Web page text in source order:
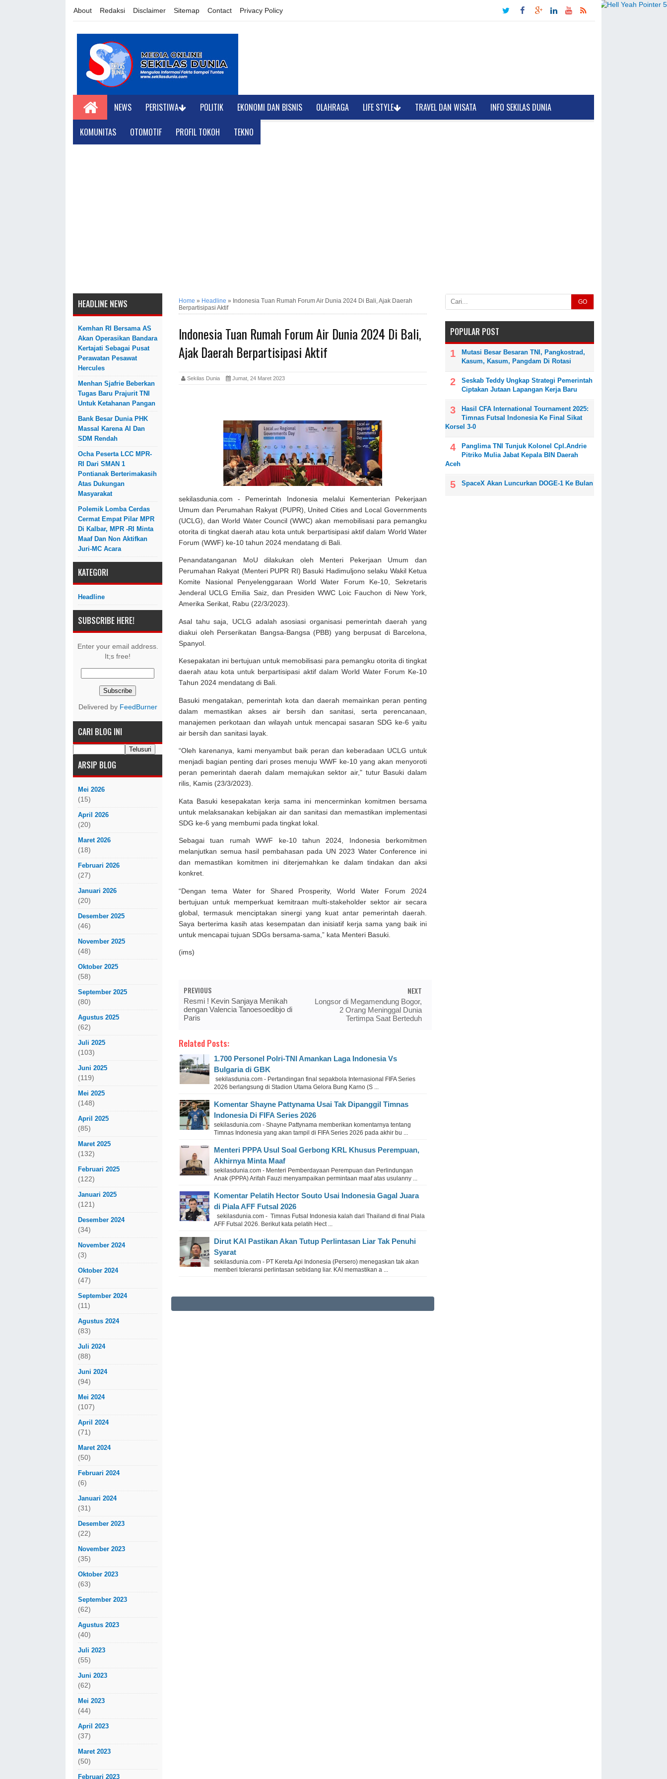
About Redaksi Disclaimer Sitemap Contact Privacy Policy
NEWS PERISTIWA POLITIK EKONOMI DAN BISNIS OLAHRAGA LIFE STYLE TRAVEL DAN WISATA INFO SEKILAS DUNIA
KOMUNITAS OTOMOTIF PROFIL TOKOH TEKNO
HEADLINE NEWS
Kemhan RI Bersama AS
Akan Operasikan Bandara
Kertajati Sebagai Pusat
Perawatan Pesawat
Hercules
Menhan Sjafrie Beberkan
Tugas Baru Prajurit TNI
Untuk Ketahanan Pangan
Bank Besar Dunia PHK
Massal Karena AI Dan
SDM Rendah
Ocha Peserta LCC MPR-
RI Dari SMAN 1
Pontianak Berterimakasih
Atas Dukungan
Masyarakat
Polemik Lomba Cerdas
Cermat Empat Pilar MPR
Di Kalbar, MPR -RI Minta
Maaf Dan Non Aktifkan
Juri-MC Acara
KATEGORI
Headline
SUBSCRIBE HERE!
Enter your email address.
It;s free!
Delivered by FeedBurner
CARI BLOG INI
ARSIP BLOG
Mei 2026
(15)
April 2026
(20)
Maret 2026
(18)
Februari 2026
(27)
Januari 2026
(20)
Desember 2025
(46)
November 2025
(48)
Oktober 2025
(58)
September 2025
(80)
Agustus 2025
(62)
Juli 2025
(103)
Juni 2025
(119)
Mei 2025
(148)
April 2025
(85)
Maret 2025
(132)
Februari 2025
(122)
Januari 2025
(121)
Desember 2024
(34)
November 2024
(3)
Oktober 2024
(47)
September 2024
(11)
Agustus 2024
(83)
Juli 2024
(88)
Juni 2024
(94)
Mei 2024
(107)
April 2024
(71)
Maret 2024
(50)
Februari 2024
(6)
Januari 2024
(31)
Desember 2023
(22)
November 2023
(35)
Oktober 2023
(63)
September 2023
(62)
Agustus 2023
(40)
Juli 2023
(55)
Juni 2023
(62)
Mei 2023
(44)
April 2023
(37)
Maret 2023
(50)
Februari 2023
Home » Headline » Indonesia Tuan Rumah Forum Air Dunia 2024 Di Bali, Ajak Daerah
Berpartisipasi Aktif
Indonesia Tuan Rumah Forum Air Dunia 2024 Di Bali,
Ajak Daerah Berpartisipasi Aktif
Sekilas Dunia Jumat, 24 Maret 2023
sekilasdunia.com - Pemerintah Indonesia melalui Kementerian Pekerjaan
Umum dan Perumahan Rakyat (PUPR), United Cities and Local Governments
(UCLG), dan World Water Council (WWC) akan memobilisasi para pemangku
otorita di tingkat daerah atau kota untuk berpartisipasi aktif dalam World Water
Forum (WWF) ke-10 tahun 2024 mendatang di Bali.
Penandatanganan MoU dilakukan oleh Menteri Pekerjaan Umum dan
Perumahan Rakyat (Menteri PUPR RI) Basuki Hadimuljono selaku Wakil Ketua
Komite Nasional Penyelenggaraan World Water Forum Ke-10, Sekretaris
Jenderal UCLG Emilia Saiz, dan Presiden WWC Loic Fauchon di New York,
Amerika Serikat, Rabu (22/3/2023).
Asal tahu saja, UCLG adalah asosiasi organisasi pemerintah daerah yang
diakui oleh Perserikatan Bangsa-Bangsa (PBB) yang berpusat di Barcelona,
Spanyol.
Kesepakatan ini bertujuan untuk memobilisasi para pemangku otorita di tingkat
daerah atau kota untuk berpartisipasi aktif dalam World Water Forum Ke-10
Tahun 2024 mendatang di Bali.
Basuki mengatakan, pemerintah kota dan daerah memainkan peran penting
dalam memastikan akses air bersih dan sanitasi, serta perencanaan,
manajemen perkotaan dan wilayah untuk mencapai sasaran SDG ke-6 yaitu
air bersih dan sanitasi layak.
“Oleh karenanya, kami menyambut baik peran dan keberadaan UCLG untuk
menjadi bagian penting dari proses menuju WWF ke-10 yang akan menyoroti
peran pemerintah daerah dalam memajukan sektor air," tutur Basuki dalam
rilis, Kamis (23/3/2023).
Kata Basuki kesepakatan kerja sama ini mencerminkan komitmen bersama
untuk melaksanakan kebijakan air dan sanitasi dan memastikan implementasi
SDG ke-6 yang membumi pada tingkat lokal.
Sebagai tuan rumah WWF ke-10 tahun 2024, Indonesia berkomitmen
melanjutkan semua hasil pembahasan pada UN 2023 Water Conference ini
dan memastikan komitmen ini diterjemahkan ke dalam tindakan dan aksi
konkret.
“Dengan tema Water for Shared Prosperity, World Water Forum 2024
bertujuan untuk memperkuat kemitraan multi-stakeholder sektor air secara
global, termasuk menciptakan sinergi yang kuat antar pemerintah daerah.
Saya berterima kasih atas kesempatan dan inisiatif kerja sama yang baik ini
untuk mencapai tujuan SDGs bersama-sama,” kata Menteri Basuki.
(ims)
PREVIOUS
Resmi ! Kevin Sanjaya Menikah
dengan Valencia Tanoesoedibjo di
Paris
NEXT
Longsor di Megamendung Bogor,
2 Orang Meninggal Dunia
Tertimpa Saat Berteduh
Related Posts:
1.700 Personel Polri-TNI Amankan Laga Indonesia Vs
Bulgaria di GBK
sekilasdunia.com - Pertandingan final sepakbola Internasional FIFA Series
2026 berlangsung di Stadion Utama Gelora Bung Karno (S ...
Komentar Shayne Pattynama Usai Tak Dipanggil Timnas
Indonesia Di FIFA Series 2026
sekilasdunia.com - Shayne Pattynama memberikan komentarnya tentang
Timnas Indonesia yang akan tampil di FIFA Series 2026 pada akhir bu ...
Menteri PPPA Usul Soal Gerbong KRL Khusus Perempuan,
Akhirnya Minta Maaf
sekilasdunia.com - Menteri Pemberdayaan Perempuan dan Perlindungan
Anak (PPPA) Arifah Fauzi menyampaikan permintaan maaf atas usulanny ...
Komentar Pelatih Hector Souto Usai Indonesia Gagal Juara
di Piala AFF Futsal 2026
sekilasdunia.com - Timnas Futsal Indonesia kalah dari Thailand di final Piala
AFF Futsal 2026. Berikut kata pelatih Hect ...
Dirut KAI Pastikan Akan Tutup Perlintasan Liar Tak Penuhi
Syarat
sekilasdunia.com - PT Kereta Api Indonesia (Persero) menegaskan tak akan
memberi toleransi perlintasan sebidang liar. KAI memastikan a ...
GO
POPULAR POST
Mutasi Besar Besaran TNI, Pangkostrad,
Kasum, Kasum, Pangdam Di Rotasi
Seskab Teddy Ungkap Strategi Pemerintah
Ciptakan Jutaan Lapangan Kerja Baru
Hasil CFA International Tournament 2025:
Timnas Futsal Indonesia Ke Final Sikat
Korsel 3-0
Panglima TNI Tunjuk Kolonel Cpl.Andrie
Pitriko Mulia Jabat Kepala BIN Daerah
Aceh
SpaceX Akan Luncurkan DOGE-1 Ke Bulan